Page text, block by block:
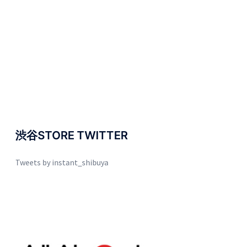
渋谷STORE TWITTER
Tweets by instant_shibuya